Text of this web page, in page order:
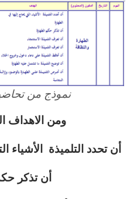
نموذج من
ومن الاهداف
أن تحدد التلميذة الأشياء
أن تذكر